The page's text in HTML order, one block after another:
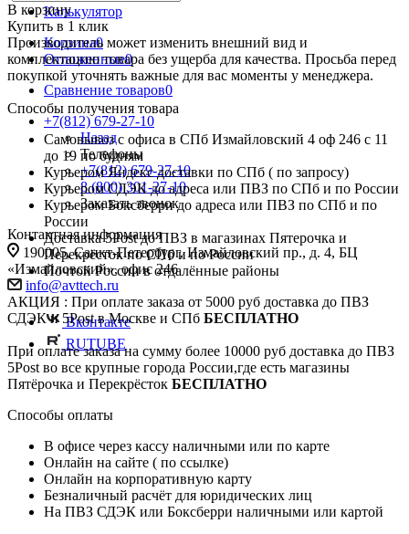
Калькулятор
Корзина0
Отложенные0
Сравнение товаров0
+7(812) 679-27-10
Назад
Телефоны
+7(812) 679-27-10
8 (800) 301-27-10
Заказать звонок
Контактная информация
190005, Санкт-Петербург, Измайловский пр., д. 4, БЦ
«Измайловский», офис 246
info@avttech.ru
Вконтакте
RUTUBE
В корзину
Купить в 1 клик
Производитель может изменить внешний вид и
комплектацию товара без ущерба для качества. Просьба перед
покупкой уточнять важные для вас моменты у менеджера.
Способы получения товара
Самовывоз с офиса в СПб Измайловский 4 оф 246 с 11
до 19 по будням
Курьером Яндекс доставки по СПб ( по запросу)
Курьером СДЭК до адреса или ПВЗ по СПб и по России
Курьером Боксберри до адреса или ПВЗ по СПб и по
России
Доставка 5Post до ПВЗ в магазинах Пятерочка и
Перекрёсток по СПб и по России
Почтой России в отдалённые районы
АКЦИЯ : При оплате заказа от 5000 руб доставка до ПВЗ
СДЭК и 5Post в Москве и СПб БЕСПЛАТНО
При оплате заказа на сумму более 10000 руб доставка до ПВЗ
5Post во все крупные города России,где есть магазины
Пятёрочка и Перекрёсток БЕСПЛАТНО
Способы оплаты
В офисе через кассу наличными или по карте
Онлайн на сайте ( по ссылке)
Онлайн на корпоративную карту
Безналичный расчёт для юридических лиц
На ПВЗ СДЭК или Боксберри наличными или картой